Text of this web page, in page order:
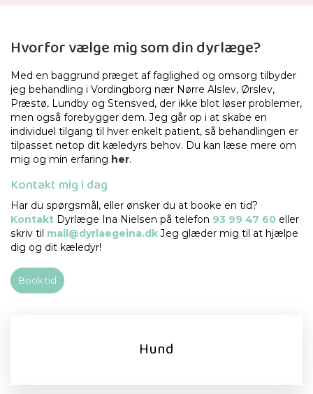
Hvorfor vælge mig som din dyrlæge?
Med en baggrund præget af faglighed og omsorg tilbyder
jeg behandling i Vordingborg nær Nørre Alslev, Ørslev,
Præstø, Lundby og Stensved, der ikke blot løser problemer,
men også forebygger dem. Jeg går op i at skabe en
individuel tilgang til hver enkelt patient, så behandlingen er
tilpasset netop dit kæledyrs behov. Du kan læse mere om
mig og min erfaring her.
Kontakt mig i dag
Har du spørgsmål, eller ønsker du at booke en tid?
Kontakt Dyrlæge Ina Nielsen på telefon 93 99 47 60 eller
skriv til mail@dyrlaegeina.dkJeg glæder mig til at hjælpe
dig og dit kæledyr!
Book tid
Hund